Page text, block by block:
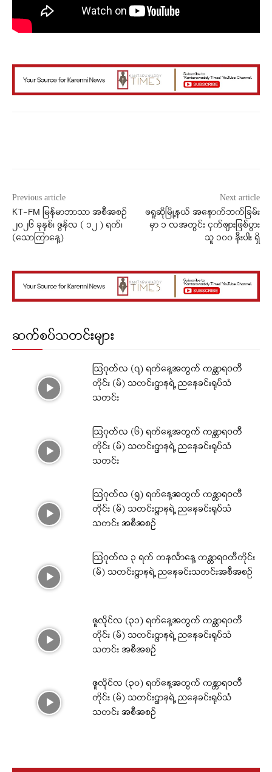
Previous article
KT-FM မြန်မာဘာသာ အစီအစဉ်
၂၀၂၆ ခုနှစ်၊ ဇွန်လ ( ၁၂ ) ရက်၊
(သောကြာနေ့)
Next article
ဖရူဆိုမြို့နယ် အနောက်ဘက်ခြမ်း
မှာ ၁ လအတွင်း ငှက်ဖျားဖြစ်ပွား
သူ ၁၀၀ နီးပါး ရှိ
ဆက်စပ်သတင်းများ
ဩဂုတ်လ (၇) ရက်နေ့အတွက် ကန္တာရဝတီ
တိုင်း (မ်) သတင်းဌာနရဲ့ ညနေခင်းရုပ်သံ
သတင်း
ဩဂုတ်လ (၆) ရက်နေ့အတွက် ကန္တာရဝတီ
တိုင်း (မ်) သတင်းဌာနရဲ့ ညနေခင်းရုပ်သံ
သတင်း
ဩဂုတ်လ (၅) ရက်နေ့အတွက် ကန္တာရဝတီ
တိုင်း (မ်) သတင်းဌာနရဲ့ ညနေခင်းရုပ်သံ
သတင်း အစီအစဉ်
ဩဂုတ်လ ၃ ရက် တနင်္လာနေ့ ကန္တာရဝတီတိုင်း
(မ်) သတင်းဌာနရဲ့ ညနေခင်းသတင်းအစီအစဉ်
ဇူလိုင်လ (၃၁) ရက်နေ့အတွက် ကန္တာရဝတီ
တိုင်း (မ်) သတင်းဌာနရဲ့ ညနေခင်းရုပ်သံ
သတင်း အစီအစဉ်
ဇူလိုင်လ (၃၀) ရက်နေ့အတွက် ကန္တာရဝတီ
တိုင်း (မ်) သတင်းဌာနရဲ့ ညနေခင်းရုပ်သံ
သတင်း အစီအစဉ်